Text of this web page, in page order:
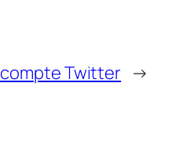
Twitter →